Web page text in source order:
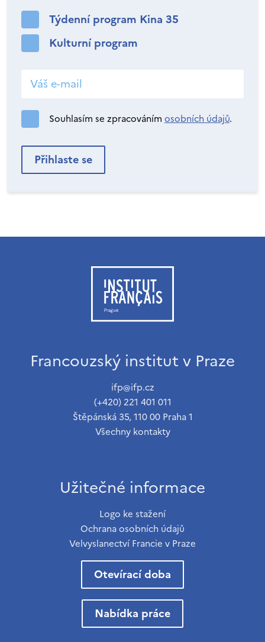
Týdenní program Kina 35
Kulturní program
Souhlasím se zpracováním osobních údajů.
Francouzský institut v Praze
ifp@ifp.cz
(+420) 221 401 011
Štěpánská 35, 110 00 Praha 1
Všechny kontakty
Užitečné informace
Logo ke stažení
Ochrana osobních údajů
Velvyslanectví Francie v Praze
Otevírací doba
Nabídka práce